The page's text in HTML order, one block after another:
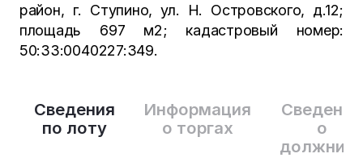
Сведения
по лоту
Информация
о торгах
Сведения
о
район, г. Ступино, ул. Н. Островского, д.12;
площадь 697 м2; кадастровый номер:
50:33:0040227:349.